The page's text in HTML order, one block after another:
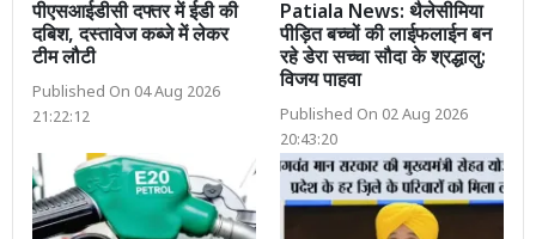
पीएसआईडीसी दफ्तर में ईडी की
दबिश, दस्तावेज कब्जे में लेकर
टीम लौटी
Published On 04 Aug 2026
21:22:12
Patiala News: थैलेसीमिया
पीड़ित बच्चों की लाईफलाईन बन
रहे डेरा सच्चा सौदा के श्रद्धालु:
विजय पाहवा
Published On 02 Aug 2026
20:43:20